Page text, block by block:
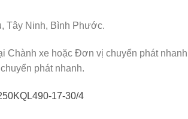
Tây Ninh, Bình Phước.
Chành xe hoặc Đơn vị chuyển phát
phát nhanh.
17-30/4